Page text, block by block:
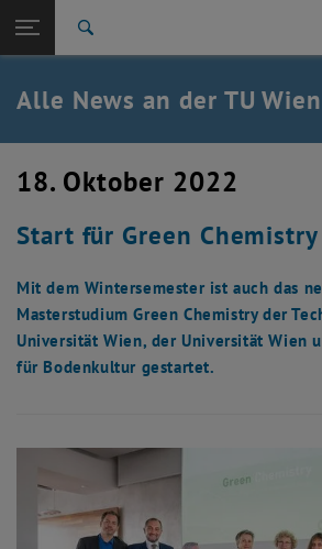
TU Login
Quicklinks
Quicklinks-Menü umschalten
Studium
Karriere
Zurück: Subseiten von TU Wien Startseite
Zurück zur letzten Ebene:
TU Wien Startseite
Übersicht
Alle News an der TU Wien
18. Oktober 2022
Start für Green Chemistry
Mit dem Wintersemester ist auch das
Masterstudium Green Chemistry der
Universität Wien, der Universität Wien
für Bodenkultur gestartet.